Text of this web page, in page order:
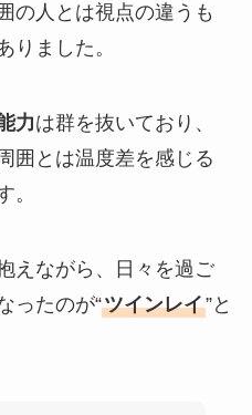
の人とは視点の違うも
りました。
力は群を抜いており、
囲とは温度差を感じる
。
えながら、日々を過ご
ったのが“ツインレイ”と